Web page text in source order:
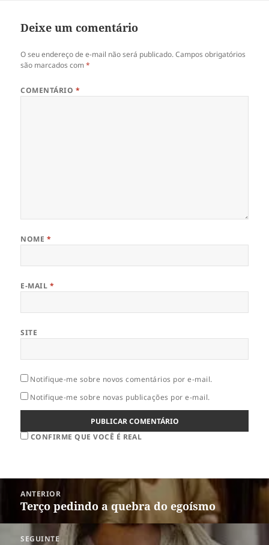
)
)
Deixe um comentário
O seu endereço de e-mail não será publicado. Campos obrigatórios
são marcados com*
COMENTÁRIO *
NOME *
E-MAIL *
SITE
Notifique-me sobre novos comentários por e-mail.
Notifique-me sobre novas publicações por e-mail.
CONFIRME QUE VOCÊ É REAL
ANTERIOR
Post
Terço pedindo a quebra do egoísmo
SEGUINTE